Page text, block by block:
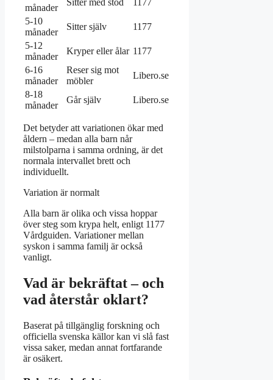
månader
Sitter med stöd
1177
5-10
månader
Sitter själv
1177
5-12
månader
Kryper eller ålar 1177
6-16
månader
Reser sig mot
möbler
Libero.se
8-18
månader
Går själv Libero.se
Det betyder att variationen ökar med
åldern – medan alla barn når
milstolparna i samma ordning, är det
normala intervallet brett och
individuellt.
Variation är normalt
Alla barn är olika och vissa hoppar
över steg som krypa helt, enligt 1177
Vårdguiden. Variationer mellan
syskon i samma familj är också
vanligt.
Vad är bekräftat – och
vad återstår oklart?
Baserat på tillgänglig forskning och
officiella svenska källor kan vi slå fast
vissa saker, medan annat fortfarande
är osäkert.